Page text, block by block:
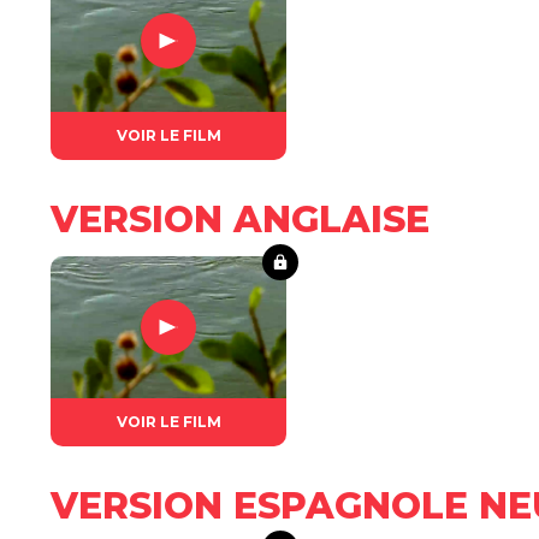
VOIR LE FILM
VERSION ANGLAISE
VOIR LE FILM
VERSION ESPAGNOLE